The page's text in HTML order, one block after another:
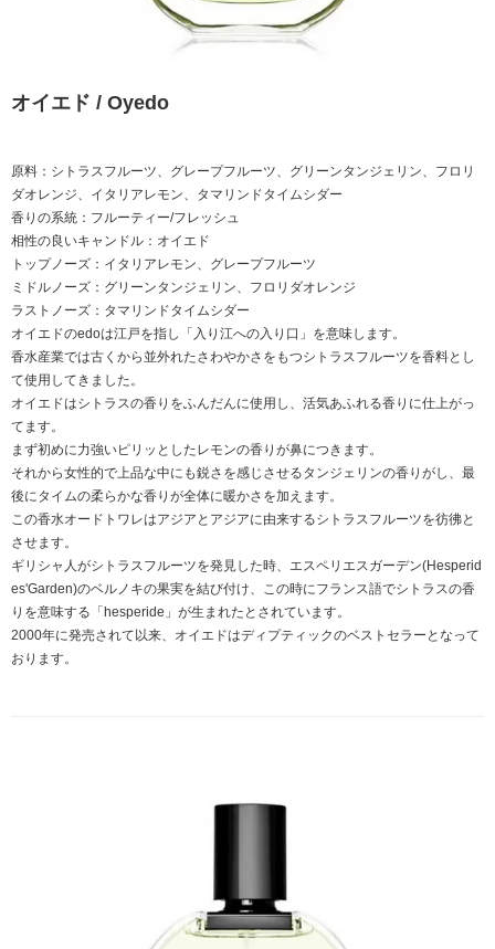
オイエド / Oyedo
原料：シトラスフルーツ、グレープフルーツ、グリーンタンジェリン、フロリ
ダオレンジ、イタリアレモン、タマリンドタイムシダー
香りの系統：フルーティー/フレッシュ
相性の良いキャンドル：オイエド
トップノーズ：イタリアレモン、グレープフルーツ
ミドルノーズ：グリーンタンジェリン、フロリダオレンジ
ラストノーズ：タマリンドタイムシダー
オイエドのedoは江戸を指し「入り江への入り口」を意味します。
香水産業では古くから並外れたさわやかさをもつシトラスフルーツを香料とし
て使用してきました。
オイエドはシトラスの香りをふんだんに使用し、活気あふれる香りに仕上がっ
てます。
まず初めに力強いピリッとしたレモンの香りが鼻につきます。
それから女性的で上品な中にも鋭さを感じさせるタンジェリンの香りがし、最
後にタイムの柔らかな香りが全体に暖かさを加えます。
この香水オードトワレはアジアとアジアに由来するシトラスフルーツを彷彿と
させます。
ギリシャ人がシトラスフルーツを発見した時、エスペリエスガーデン(Hesperid
es'Garden)のベルノキの果実を結び付け、この時にフランス語でシトラスの香
りを意味する「hesperide」が生まれたとされています。
2000年に発売されて以来、オイエドはディプティックのベストセラーとなって
おります。